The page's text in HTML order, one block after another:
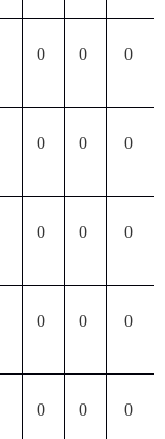
0 0 0
0 0 0
0 0 0
0 0 0
0 0 0